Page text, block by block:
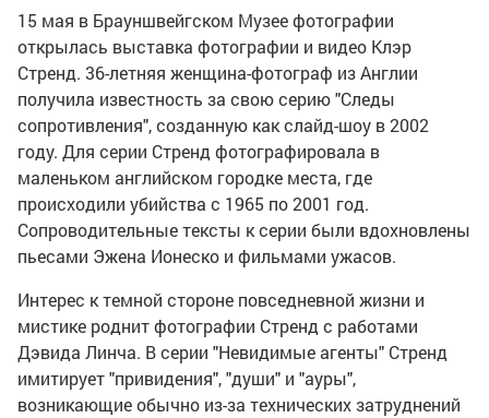
15 мая в Брауншвейгском Музее фотографии
открылась выставка фотографии и видео Клэр
Стренд. 36-летняя женщина-фотограф из Англии
получила известность за свою серию "Следы
сопротивления", созданную как слайд-шоу в 2002
году. Для серии Стренд фотографировала в
маленьком английском городке места, где
происходили убийства с 1965 по 2001 год.
Сопроводительные тексты к серии были вдохновлены
пьесами Эжена Ионеско и фильмами ужасов.
Интерес к темной стороне повседневной жизни и
мистике роднит фотографии Стренд с работами
Дэвида Линча. В серии "Невидимые агенты" Стренд
имитирует "привидения", "души" и "ауры",
возникающие обычно из-за технических затруднений